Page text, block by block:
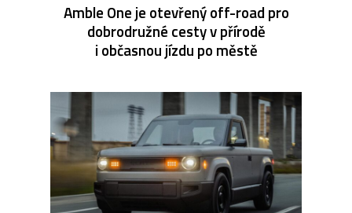
Amble One je otevřený off-road pro
dobrodružné cesty v přírodě
i občasnou jízdu po městě